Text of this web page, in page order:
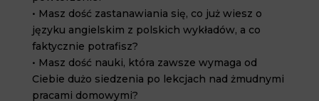
• Masz dość zastanawiania się, co już wiesz o
języku angielskim z polskich wykładów, a co
faktycznie potrafisz?
• Masz dość nauki, która zawsze wymaga od
Ciebie dużo siedzenia po lekcjach nad żmudnymi
pracami domowymi?